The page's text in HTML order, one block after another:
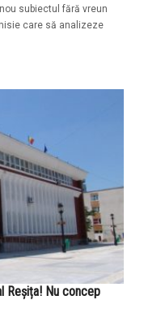
subiectul fără vreun
care să analizeze
Reșița! Nu concep